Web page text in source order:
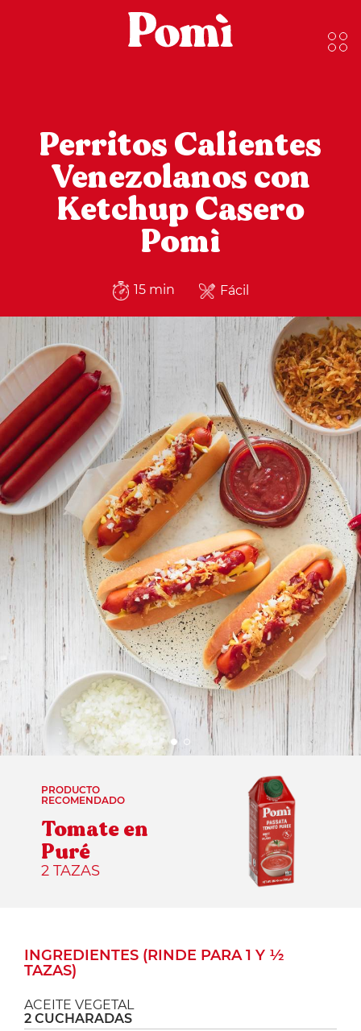
Perritos Calientes
Venezolanos con
Ketchup Casero
Pomì
15 min Fácil
PRODUCTO
RECOMENDADO
Tomate en
Puré
2 TAZAS
INGREDIENTES (RINDE PARA 1 Y ½
TAZAS)
ACEITE VEGETAL
2 CUCHARADAS